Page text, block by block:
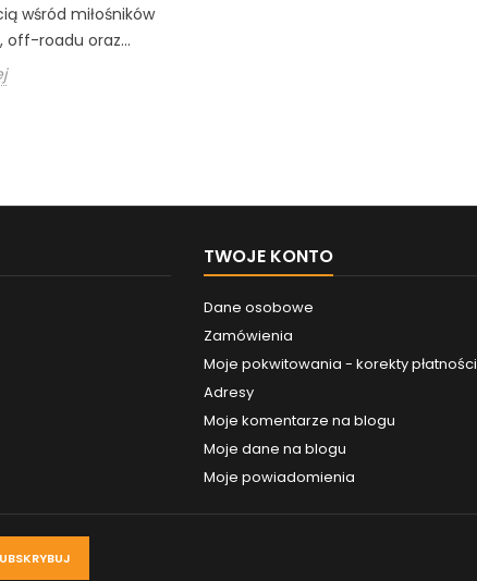
wśród miłośników
off-roadu oraz...
TWOJE KONTO
Dane osobowe
Zamówienia
Moje pokwitowania - korekty płatności
Adresy
Moje komentarze na blogu
Moje dane na blogu
Moje powiadomienia